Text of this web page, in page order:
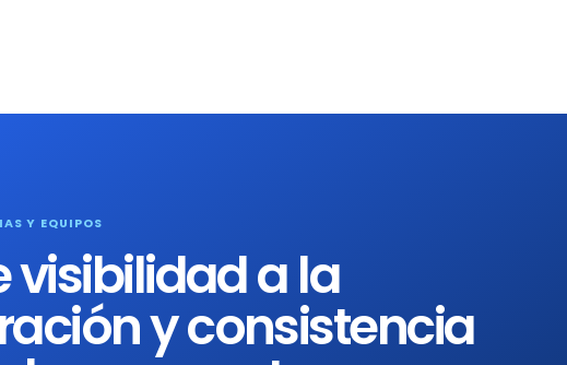
Y EQUIPOS
visibilidad a la
y consistencia